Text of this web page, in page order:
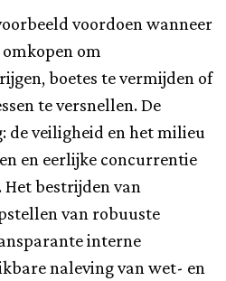
voordoen wanneer
om
boetes te vermijden of
te versnellen. De
de veiligheid en het milieu
en eerlijke concurrentie
bestrijden van
van robuuste
interne
naleving van wet- en